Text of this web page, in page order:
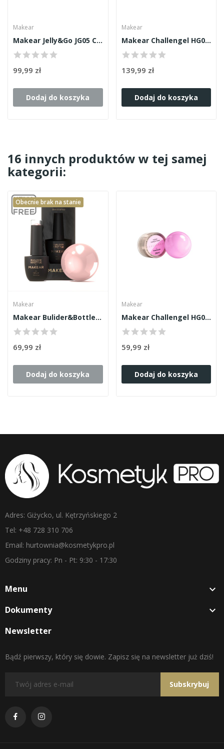
Makear
Makear Jelly&Go JG05 Cover Rose 50ml
99,99 zł
Dodaj do koszyka
Makear
Makear Challengel HG03 Candy Pink 50ml
139,99 zł
Dodaj do koszyka
16 innych produktów w tej samej
kategorii:
Obecnie brak na stanie
Makear
Makear Bulider&Bottle BG09 Żel W Butelce 15ml
69,99 zł
Dodaj do koszyka
Makear
Makear Challengel HG03 Candy Pink 15ml
59,99 zł
Dodaj do koszyka
Adres: Giżycko, ul. Kętrzyńskiego 2
Tel: +48 728 310 706
Email: hurtownia@kosmetykpro.pl
Godziny pracy: Pn - Pt: 9:30 - 17:30
Menu 
Dokumenty 
Newsletter
Bądź pierwszy, który się dowie. Zapisz się na newsletter już dziś!
Subskrybuj